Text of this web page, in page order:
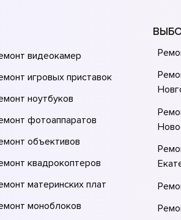
видеокамер
игровых приставок
ноутбуков
фотоаппаратов
объективов
квадрокоптеров
материнских плат
моноблоков